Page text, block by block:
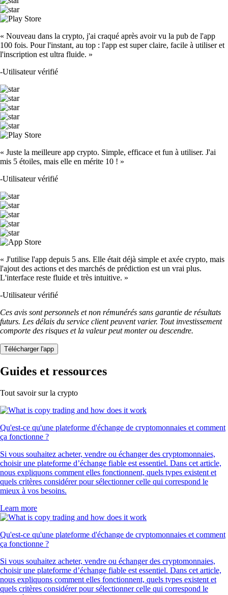
« Nouveau dans la crypto, j'ai craqué après avoir vu la pub de l'app
100 fois. Pour l'instant, au top : l'app est super claire, facile à utiliser et
l'inscription est ultra fluide. »
-Utilisateur vérifié
« Juste la meilleure app crypto. Simple, efficace et fun à utiliser. J'ai
mis 5 étoiles, mais elle en mérite 10 ! »
-Utilisateur vérifié
« J'utilise l'app depuis 5 ans. Elle était déjà simple et axée crypto, mais
l'ajout des actions et des marchés de prédiction est un vrai plus.
L'interface reste fluide et très intuitive. »
-Utilisateur vérifié
Ces avis sont personnels et non rémunérés sans garantie de résultats
futurs. Les délais du service client peuvent varier. Tout investissement
comporte des risques et la valeur peut monter ou descendre.
Télécharger l'app
Guides et ressources
Tout savoir sur la crypto
Qu'est-ce qu'une plateforme d'échange de cryptomonnaies et comment
ça fonctionne ?
Si vous souhaitez acheter, vendre ou échanger des cryptomonnaies,
choisir une plateforme d’échange fiable est essentiel. Dans cet article,
nous expliquons comment elles fonctionnent, quels types existent et
quels critères considérer pour sélectionner celle qui correspond le
mieux à vos besoins.
Learn more
Qu'est-ce qu'une plateforme d'échange de cryptomonnaies et comment
ça fonctionne ?
Si vous souhaitez acheter, vendre ou échanger des cryptomonnaies,
choisir une plateforme d’échange fiable est essentiel. Dans cet article,
nous expliquons comment elles fonctionnent, quels types existent et
quels critères considérer pour sélectionner celle qui correspond le